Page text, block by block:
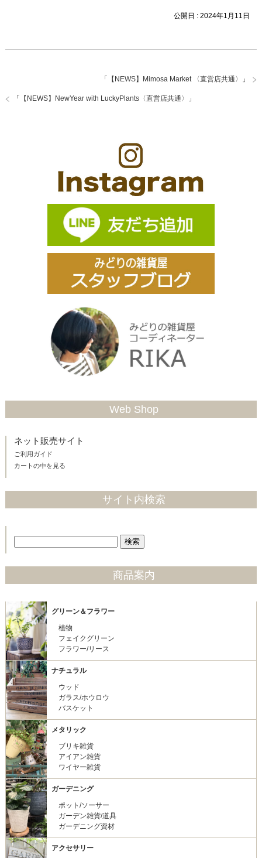
公開日 :2024年1月11日
「 【NEWS】Mimosa Market 〈直営店共通〉 」
「 【NEWS】NewYear with LuckyPlants〈直営店共通〉 」
Web Shop
ネット販売サイト
ご利用ガイド
カートの中を見る
サイト内検索
商品案内
グリーン＆フラワー
植物
フェイクグリーン
フラワー/リース
ナチュラル
ウッド
ガラス/ホウロウ
バスケット
メタリック
ブリキ雑貨
アイアン雑貨
ワイヤー雑貨
ガーデニング
ポット/ソーサー
ガーデン雑貨/道具
ガーデニング資材
アクセサリー